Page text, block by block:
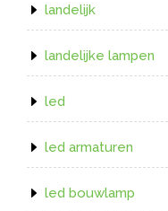
landelijk
landelijke lampen
led
led armaturen
led bouwlamp